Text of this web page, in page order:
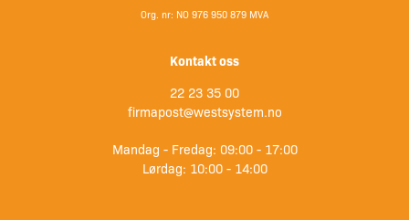
Org. nr: NO 976 950 879 MVA
Kontakt oss
22 23 35 00
firmapost@westsystem.no
Mandag - Fredag: 09:00 - 17:00
Lørdag: 10:00 - 14:00